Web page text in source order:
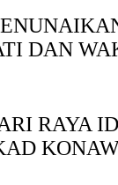
DAN
RAYA